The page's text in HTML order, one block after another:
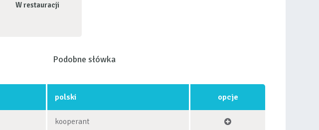
W restauracji
Podobne słówka
polski opcje
kooperant